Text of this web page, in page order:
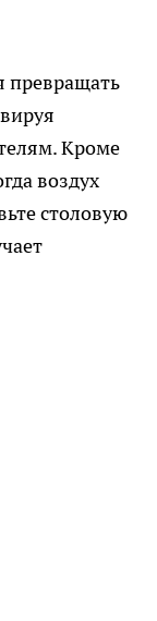
превращать
Кроме
воздух
столовую